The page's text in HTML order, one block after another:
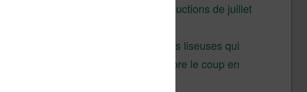
Vivlio – réductions de juillet
3 anciennes liseuses qui
valent encore le coup en